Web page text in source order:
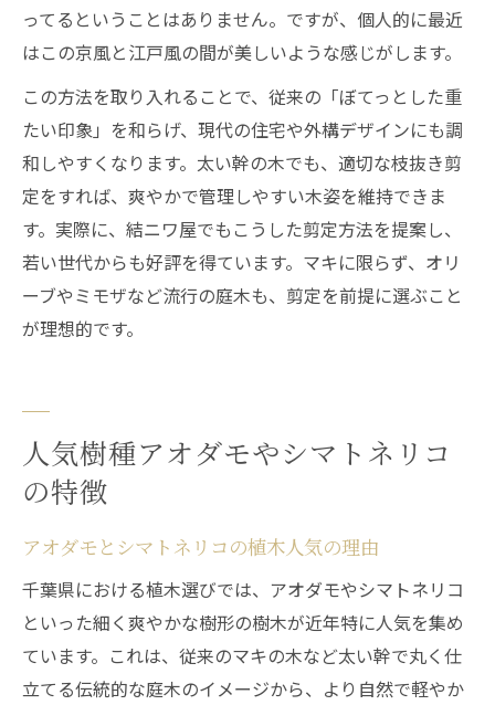
ってるということはありません。ですが、個人的に最近
はこの京風と江戸風の間が美しいような感じがします。
この方法を取り入れることで、従来の「ぼてっとした重
たい印象」を和らげ、現代の住宅や外構デザインにも調
和しやすくなります。太い幹の木でも、適切な枝抜き剪
定をすれば、爽やかで管理しやすい木姿を維持できま
す。実際に、結ニワ屋でもこうした剪定方法を提案し、
若い世代からも好評を得ています。マキに限らず、オリ
ーブやミモザなど流行の庭木も、剪定を前提に選ぶこと
が理想的です。
人気樹種アオダモやシマトネリコ
の特徴
アオダモとシマトネリコの植木人気の理由
千葉県における植木選びでは、アオダモやシマトネリコ
といった細く爽やかな樹形の樹木が近年特に人気を集め
ています。これは、従来のマキの木など太い幹で丸く仕
立てる伝統的な庭木のイメージから、より自然で軽やか